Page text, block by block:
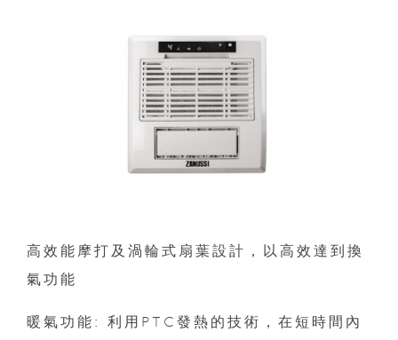
高效能摩打及渦輪式扇葉設計，以高效達到換
氣功能
暖氣功能: 利用PTC發熱的技術，在短時間內